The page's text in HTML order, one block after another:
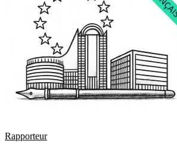
Rapporteur